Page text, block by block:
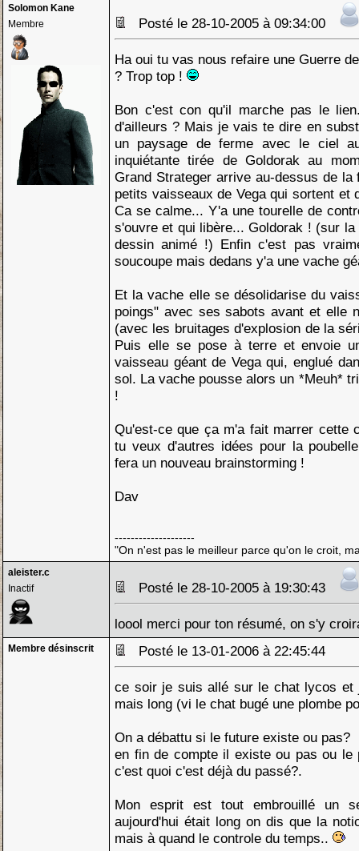
Solomon Kane
Membre
Posté le 28-10-2005 à 09:34:00
Ha oui tu vas nous refaire une Guerre
? Trop top !
Bon c'est con qu'il marche pas le
d'ailleurs ? Mais je vais te dire en
un paysage de ferme avec le ciel
inquiétante tirée de Goldorak au
Grand Strateger arrive au-dessus de
petits vaisseaux de Vega qui sortent et
Ca se calme... Y'a une tourelle de
s'ouvre et qui libère... Goldorak ! (sur la
dessin animé !) Enfin c'est pas
soucoupe mais dedans y'a une vache
Et la vache elle se désolidarise du
poings" avec ses sabots avant et elle
(avec les bruitages d'explosion de la
Puis elle se pose à terre et envoie
vaisseau géant de Vega qui, englué
sol. La vache pousse alors un *Meuh*
!
Qu'est-ce que ça m'a fait marrer cette
tu veux d'autres idées pour la
fera un nouveau brainstorming !
Dav
--------------------
"On n'est pas le meilleur parce qu'on le croit,
aleister.c
Inactif
Posté le 28-10-2005 à 19:30:43
loool merci pour ton résumé, on s'y
Membre désinscrit Posté le 13-01-2006 à 22:45:44
ce soir je suis allé sur le chat lycos et
mais long (vi le chat bugé une plombe
On a débattu si le future existe ou pas?
en fin de compte il existe ou pas ou
c'est quoi c'est déjà du passé?.
Mon esprit est tout embrouillé un
aujourd'hui était long on dis que la
mais à quand le controle du temps..